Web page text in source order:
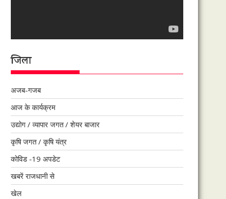
जिला
अजब-गजब
आज के कार्यक्रम
उद्योग / व्यापार जगत / शेयर बाजार
कृषि जगत / कृषि यंत्र
कोविड -19 अपडेट
खबरें राजधानी से
खेल